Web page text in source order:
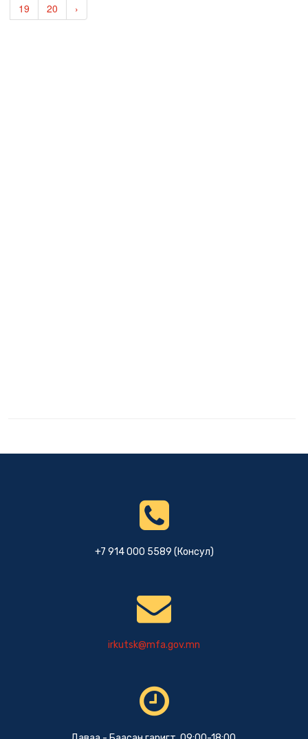
19
20 ›
+7 914 000 5589 (Консул)
irkutsk@mfa.gov.mn